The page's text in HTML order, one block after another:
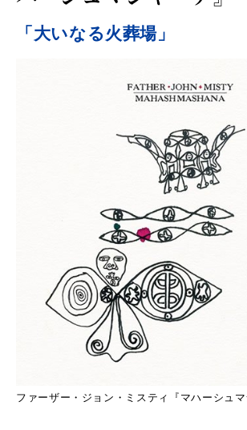
「大いなる火葬場」
ファーザー・ジョン・ミスティ『マハーシュマ